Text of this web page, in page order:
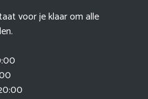
voor je klaar om alle